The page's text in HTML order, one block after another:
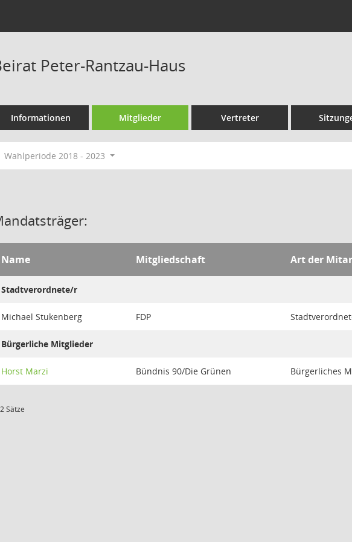
Peter-Rantzau-Haus
Informationen Mitglieder Vertreter
Wahlperiode 2018 - 2023
Name Mitgliedschaft Art der
Stadtverordnete/r
Michael Stukenberg FDP
Bürgerliche Mitglieder
Horst Marzi Bündnis 90/Die Grünen Bürgerliches
Sätze